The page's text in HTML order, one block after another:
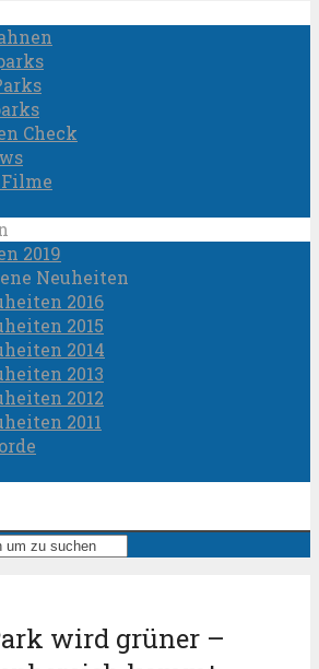
Check
2019
Neuheiten
2016
2015
2014
2013
2012
2011
wird grüner –